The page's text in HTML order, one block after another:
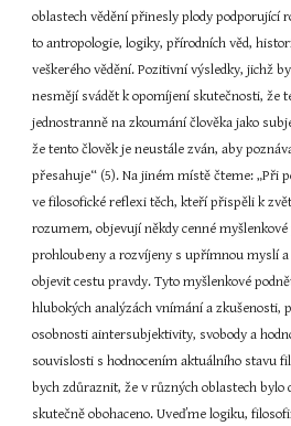
oblastech vědění přinesly plody podporující
to antropologie, logiky, přírodních věd,
veškerého vědění. Pozitivní výsledky, jichž
nesmějí svádět k opomíjení skutečnosti, že
jednostranně na zkoumání člověka jako
že tento člověk je neustále zván, aby
přesahuje“ (5). Na jiném místě čteme: „Při
ve filosofické reflexi těch, kteří přispěli k
rozumem, objevují někdy cenné
prohloubeny a rozvíjeny s upřímnou myslí
objevit cestu pravdy. Tyto myšlenkové
hlubokých analýzách vnímání a zkušenosti,
osobnosti aintersubjektivity, svobody a
souvislosti s hodnocením aktuálního stavu
bych zdůraznit, že v různých oblastech bylo
skutečně obohaceno. Uveďme logiku,